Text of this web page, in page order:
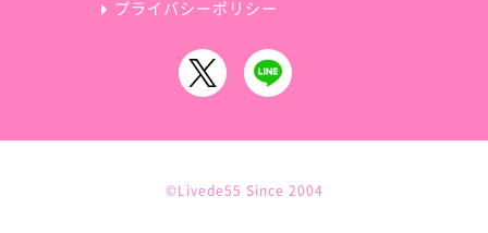
プライバシーポリシー
©Livede55 Since 2004